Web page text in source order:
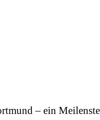
– ein